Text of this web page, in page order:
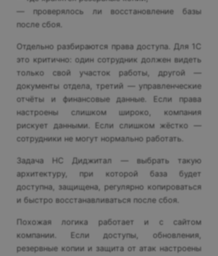
— проверялось ли восстановление базы
после сбоя.
Отдельно разбираются права доступа. Для 1С
это критично: один сотрудник должен видеть
только свой участок работы, другой —
документы отдела, третий — управленческие
отчёты и финансовые данные. Если права
настроены слишком широко, компания
рискует данными. Если слишком жёстко —
сотрудники не могут нормально работать.
Задача НС Диджитал — выбрать такую
архитектуру, при которой база будет
доступна, защищена, регулярно копироваться
и быстро восстанавливаться после сбоя.
Похожая логика работает и с сайтом
компании. Если доступы, обновления,
резервные копии и защита от атак настроены